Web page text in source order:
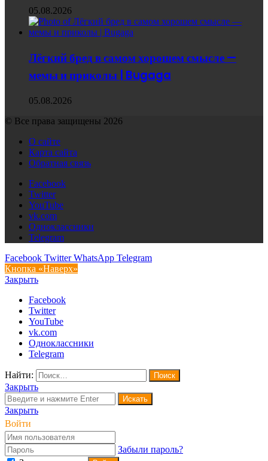
05.08.2026
Лёгкий бред в самом хорошем смысле —
мемы и приколы | Bugaga
05.08.2026
© Все права защищены 2026
О сайте
Карта сайта
Обратная связь
Facebook
Twitter
YouTube
vk.com
Одноклассники
Telegram
Facebook Twitter WhatsApp Telegram
Кнопка «Наверх»
Закрыть
Facebook
Twitter
YouTube
vk.com
Одноклассники
Telegram
Найти:
Закрыть
Искать
Закрыть
Войти
Забыли пароль?